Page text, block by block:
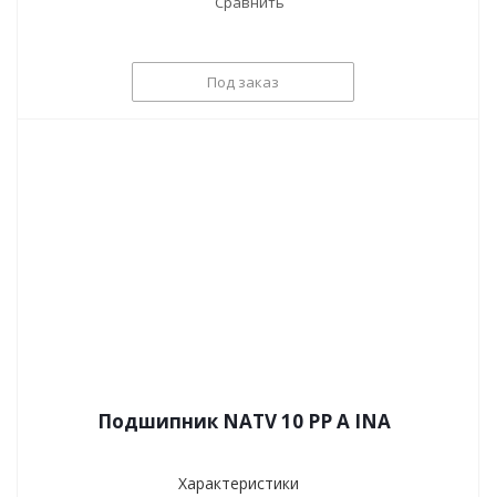
Под заказ
Подшипник NATV 10 PP A INA
Характеристики